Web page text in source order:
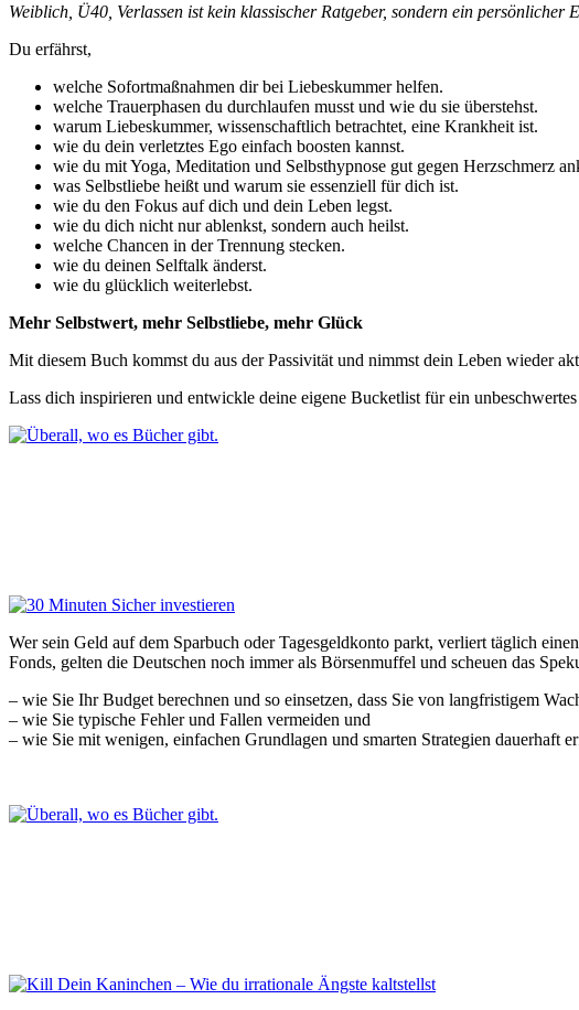
Weiblich, Ü40, Verlassen ist kein klassischer Ratgeber, sondern ein
Du erfährst,
welche Sofortmaßnahmen dir bei Liebeskummer helfen.
welche Trauerphasen du durchlaufen musst und wie du sie überstehst.
warum Liebeskummer, wissenschaftlich betrachtet, eine Krankheit ist.
wie du dein verletztes Ego einfach boosten kannst.
wie du mit Yoga, Meditation und Selbsthypnose gut gegen Herzschmerz
was Selbstliebe heißt und warum sie essenziell für dich ist.
wie du den Fokus auf dich und dein Leben legst.
wie du dich nicht nur ablenkst, sondern auch heilst.
welche Chancen in der Trennung stecken.
wie du deinen Selftalk änderst.
wie du glücklich weiterlebst.
Mehr Selbstwert, mehr Selbstliebe, mehr Glück
Mit diesem Buch kommst du aus der Passivität und nimmst dein Leben wieder
Lass dich inspirieren und entwickle deine eigene Bucketlist für ein
Wer sein Geld auf dem Sparbuch oder Tagesgeldkonto parkt, verliert täglich
Fonds, gelten die Deutschen noch immer als Börsenmuffel und scheuen das
– wie Sie Ihr Budget berechnen und so einsetzen, dass Sie von langfristigem
– wie Sie typische Fehler und Fallen vermeiden und
– wie Sie mit wenigen, einfachen Grundlagen und smarten Strategien dauerhaft